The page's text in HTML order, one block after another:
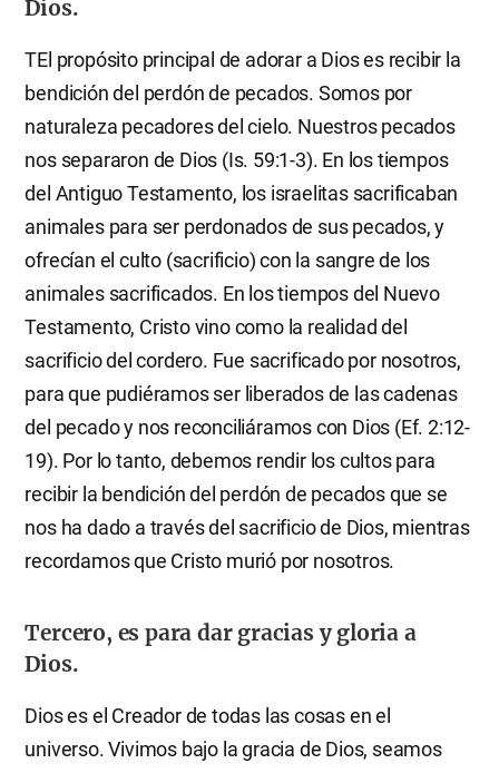
Dios.
TEl propósito principal de adorar a Dios es recibir la
bendición del perdón de pecados. Somos por
naturaleza pecadores del cielo. Nuestros pecados
nos separaron de Dios (Is. 59:1-3). En los tiempos
del Antiguo Testamento, los israelitas sacrificaban
animales para ser perdonados de sus pecados, y
ofrecían el culto (sacrificio) con la sangre de los
animales sacrificados. En los tiempos del Nuevo
Testamento, Cristo vino como la realidad del
sacrificio del cordero. Fue sacrificado por nosotros,
para que pudiéramos ser liberados de las cadenas
del pecado y nos reconciliáramos con Dios (Ef. 2:12-
19). Por lo tanto, debemos rendir los cultos para
recibir la bendición del perdón de pecados que se
nos ha dado a través del sacrificio de Dios, mientras
recordamos que Cristo murió por nosotros.
Tercero, es para dar gracias y gloria a
Dios.
Dios es el Creador de todas las cosas en el
universo. Vivimos bajo la gracia de Dios, seamos